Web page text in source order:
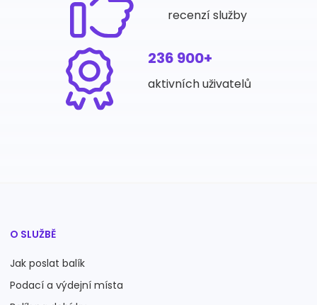
recenzí služby
236 900+
aktivních uživatelů
O SLUŽBĚ
Jak poslat balík
Podací a výdejní místa